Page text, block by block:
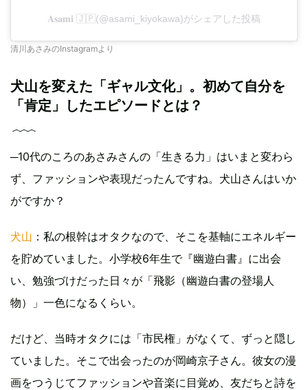
𝐀𝐬𝐚𝐦𝐢 🇯🇵(@asami_kiyokawa)がシェアした投稿
清川あさみのInstagramより
犬山を変えた「ギャル文化」。初めて自分を
「肯定」したエピソードとは？
─10代のころのあさみさんの「生きる力」はいまと変わら
ず、ファッションや表現だったんですね。犬山さんはいか
がですか？
犬山 ：私の根幹はオタクなので、そこを基軸にエネルギー
を貯めていました。小学校6年生で『幽遊白書』に出会
い、勉強づけだった日々が「飛影（幽遊白書の登場人
物）」一色になるくらい。
だけど、当時オタクには「市民権」がなくて、ずっと隠し
ていました。そこで出会ったのが岡崎京子さん。彼女の漫
画をつうじてファッションや音楽に目覚め、友だちと詩を